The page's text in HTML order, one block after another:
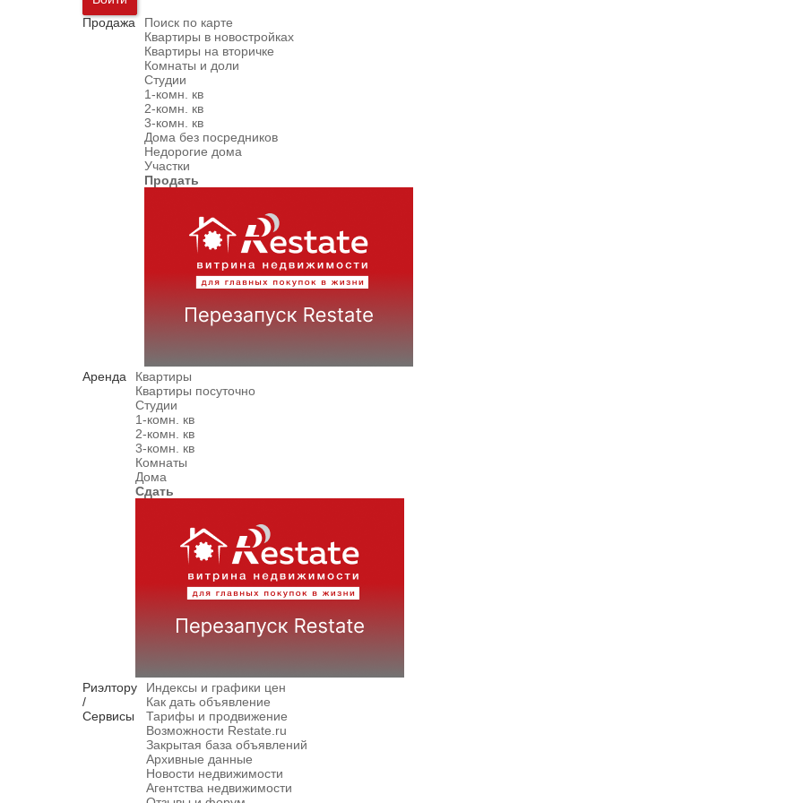
Продажа
Поиск по карте
Квартиры в новостройках
Квартиры на вторичке
Комнаты и доли
Студии
1-комн. кв
2-комн. кв
3-комн. кв
Дома без посредников
Недорогие дома
Участки
Продать
Аренда
Квартиры
Квартиры посуточно
Студии
1-комн. кв
2-комн. кв
3-комн. кв
Комнаты
Дома
Сдать
Риэлтору
/
Сервисы
Индексы и графики цен
Как дать объявление
Тарифы и продвижение
Возможности Restate.ru
Закрытая база объявлений
Архивные данные
Новости недвижимости
Агентства недвижимости